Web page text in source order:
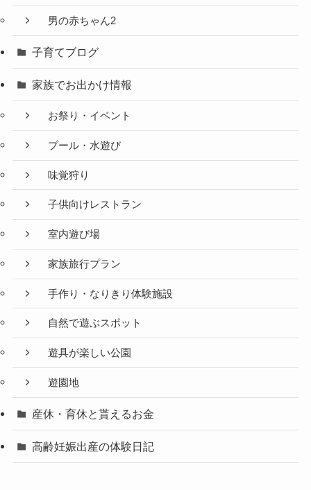
男の赤ちゃん2
子育てブログ
家族でお出かけ情報
お祭り・イベント
プール・水遊び
味覚狩り
子供向けレストラン
室内遊び場
家族旅行プラン
手作り・なりきり体験施設
自然で遊ぶスポット
遊具が楽しい公園
遊園地
産休・育休と貰えるお金
高齢妊娠出産の体験日記